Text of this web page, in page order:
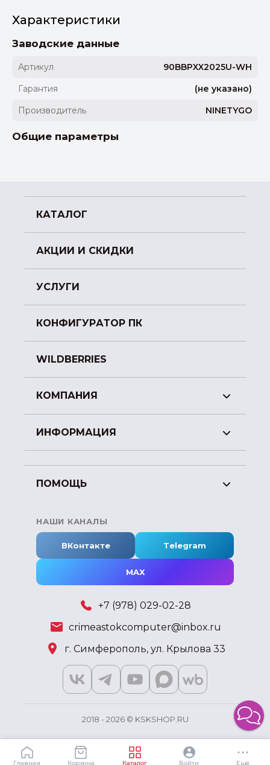
Главная Корзина Каталог Войти Ещё
Характеристики
Заводские данные
Артикул
90BBPXX2025U-WH
Гарантия
(не указано)
Производитель
NINETYGO
Общие параметры
КАТАЛОГ
АКЦИИ И СКИДКИ
УСЛУГИ
КОНФИГУРАТОР ПК
WILDBERRIES
КОМПАНИЯ
ИНФОРМАЦИЯ
ПОМОЩЬ
НАШИ КАНАЛЫ
ВКонтакте Telegram
MAX
+7 (978) 029-02-28
crimeastokcomputer@inbox.ru
г. Симферополь, ул. Крылова 33
2018 - 2026 © KSKSHOP.RU